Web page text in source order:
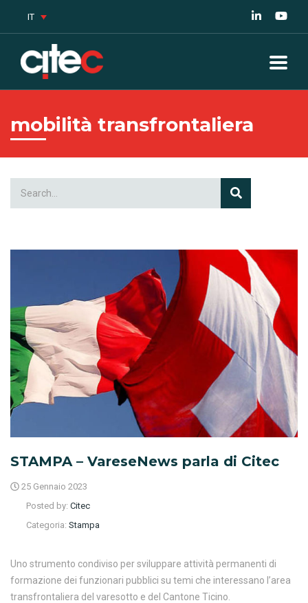
IT
mobilità transfrontaliera
STAMPA – VareseNews parla di Citec
25 Gennaio 2023
Posted by: Citec
Categoria: Stampa
Uno strumento condiviso per sviluppare attività permanenti di
formazione dei funzionari pubblici su temi che interessano l’area
transfrontaliera del varesotto e del Cantone Ticino.